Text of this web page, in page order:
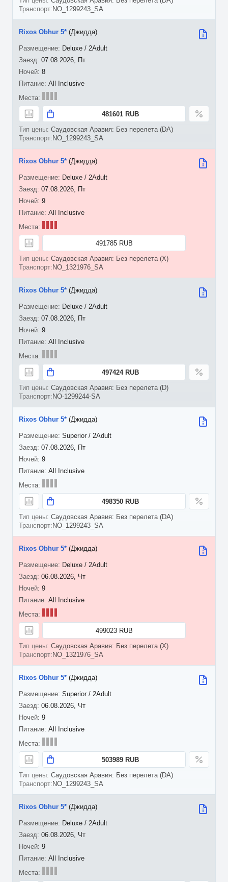
NO_1299243_SA
07.08.2026, Пт
8
Rixos Obhur 5* (Джидда)
Deluxe / 2Adult
All Inclusive
481601 RUB
Саудовская Аравия: Без перелета (DA)
NO_1299243_SA
07.08.2026, Пт
9
Rixos Obhur 5* (Джидда)
Deluxe / 2Adult
All Inclusive
491785 RUB
Саудовская Аравия: Без перелета (X)
NO_1321976_SA
07.08.2026, Пт
9
Rixos Obhur 5* (Джидда)
Deluxe / 2Adult
All Inclusive
497424 RUB
Саудовская Аравия: Без перелета (D)
NO-1299244-SA
07.08.2026, Пт
9
Rixos Obhur 5* (Джидда)
Superior / 2Adult
All Inclusive
498350 RUB
Саудовская Аравия: Без перелета (DA)
NO_1299243_SA
06.08.2026, Чт
9
Rixos Obhur 5* (Джидда)
Deluxe / 2Adult
All Inclusive
499023 RUB
Саудовская Аравия: Без перелета (X)
NO_1321976_SA
06.08.2026, Чт
9
Rixos Obhur 5* (Джидда)
Superior / 2Adult
All Inclusive
503989 RUB
Саудовская Аравия: Без перелета (DA)
NO_1299243_SA
06.08.2026, Чт
9
Rixos Obhur 5* (Джидда)
Deluxe / 2Adult
All Inclusive